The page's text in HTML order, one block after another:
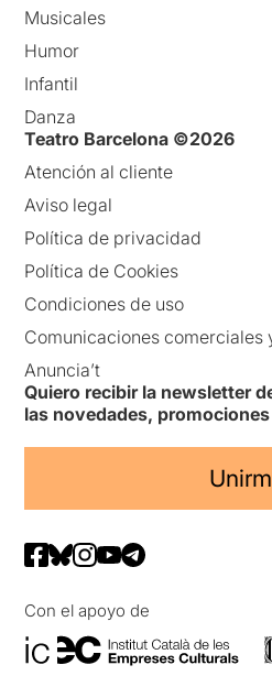
Musicales
Humor
Infantil
Danza
Teatro Barcelona ©2026
Atención al cliente
Aviso legal
Política de privacidad
Política de Cookies
Condiciones de uso
Comunicaciones comerciales
Anuncia’t
Quiero recibir la newsletter
las novedades,
Con el apoyo de